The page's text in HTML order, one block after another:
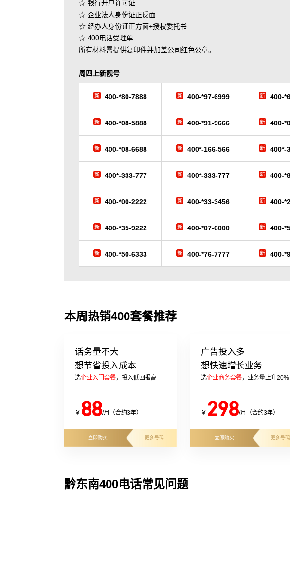
☆ 银行开户许可证
☆ 企业法人身份证正反面
☆ 经办人身份证正方面+授权委托书
☆ 400电话受理单
所有材料需提供复印件并加盖公司红色公章。
周四 上新靓号
400-*80-7888 400-*97-6999 400-
400-*08-5888 400-*91-9666 400-
400-*08-6688 400*-166-566 400*-
400*-333-777 400*-333-777 400-
400-*00-2222 400-*33-3456 400-
400-*35-9222 400-*07-6000 400-
400-*50-6333 400-*76-7777 400-
本周热销400套餐推荐
话务量不大
想节省投入成本
选企业入门套餐，投入低回报高
￥ 88/月（合约3年）
立即购买 更多号码
广告投入多
想快速增长业务
选企业商务套餐，业务量上升20%
￥ 298/月（合约3年）
立即购买 更多号码
黔东南400电话常见问题